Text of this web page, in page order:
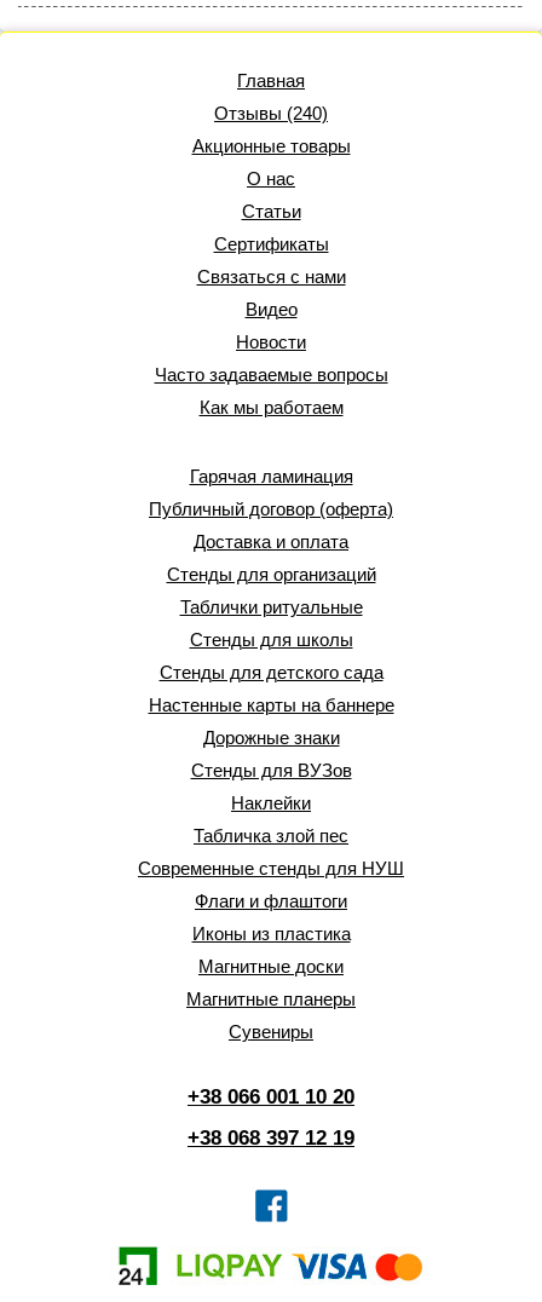
Главная
Отзывы (240)
Акционные товары
О нас
Статьи
Сертификаты
Связаться с нами
Видео
Новости
Часто задаваемые вопросы
Как мы работаем
Гарячая ламинация
Публичный договор (оферта)
Доставка и оплата
Стенды для организаций
Таблички ритуальные
Стенды для школы
Стенды для детского сада
Настенные карты на баннере
Дорожные знаки
Стенды для ВУЗов
Наклейки
Табличка злой пес
Современные стенды для НУШ
Флаги и флаштоги
Иконы из пластика
Магнитные доски
Магнитные планеры
Сувениры
+38 066 001 10 20
+38 068 397 12 19